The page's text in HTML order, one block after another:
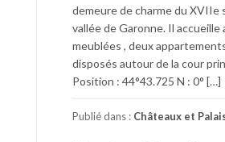
demeure de charme du XVIIe
vallée de Garonne. Il accueille
meublées , deux
disposés autour de la cour
Position : 44°43.725 N : 0° […]
Publié dans : Châteaux et